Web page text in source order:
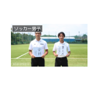
ソッカー男子